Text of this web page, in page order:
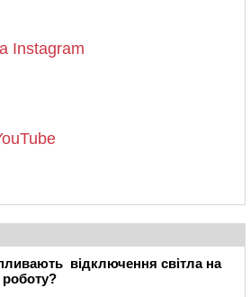
Instagram
відключення світла на